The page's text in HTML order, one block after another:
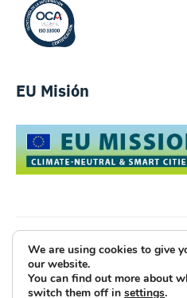
EU Misión
Luce
Aviso Legal
Política de
We are using cookies to give
our website.
You can find out more about
switch them off in settings.